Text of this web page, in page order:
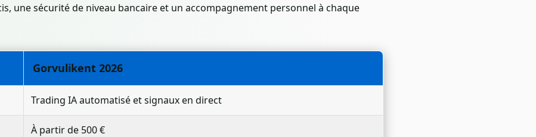
une sécurité de niveau bancaire et un accompagnement personnel à chaque
Gorvulikent 2026
Trading IA automatisé et signaux en direct
À partir de 500 €